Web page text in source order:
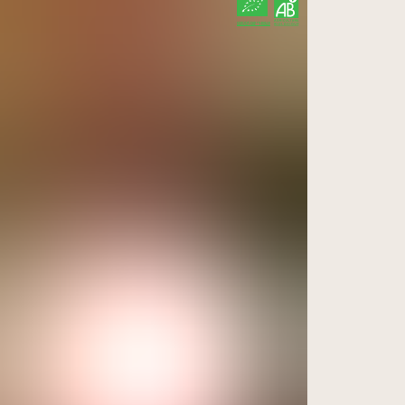
CERTIFIÉ PAR FR-BIO-10
AGRICULTURE FRANCE